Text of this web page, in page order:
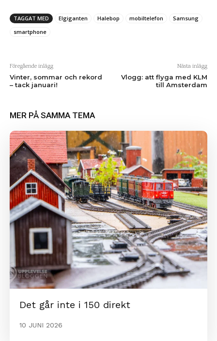
TAGGAT MED Elgiganten Halebop mobiltelefon
Samsung
smartphone
Föregående inlägg
Vinter, sommar och rekord
– tack januari!
Nästa inlägg
Vlogg: att flyga med KLM
till Amsterdam
MER PÅ SAMMA TEMA
Det går inte i 150 direkt
10 JUNI 2026